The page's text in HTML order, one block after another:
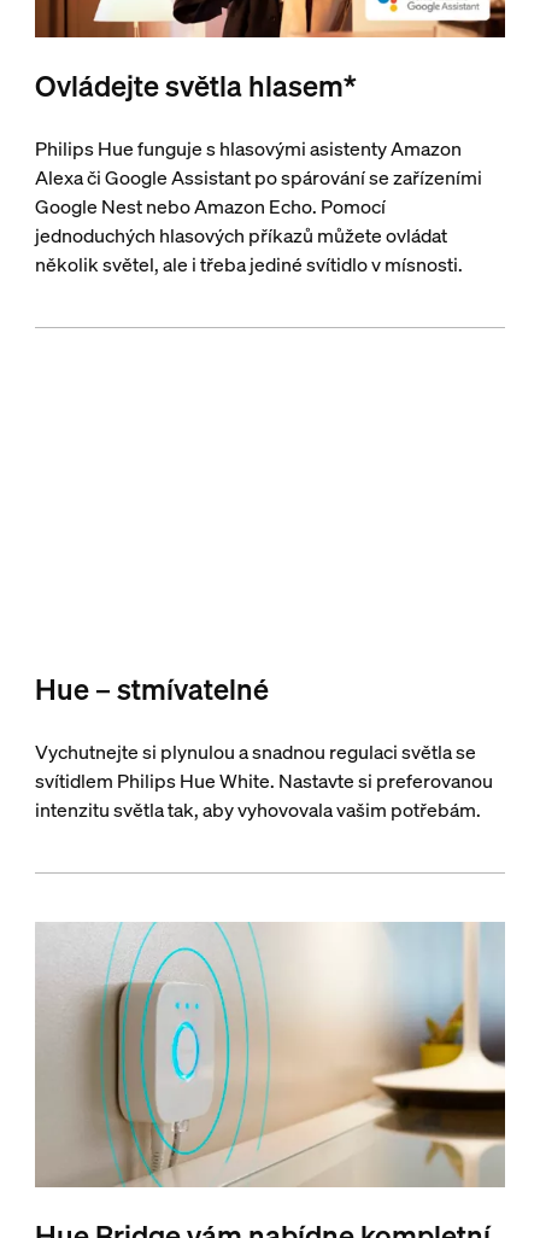
Ovládejte světla hlasem*
Philips Hue funguje s hlasovými asistenty Amazon
Alexa či Google Assistant po spárování se zařízeními
Google Nest nebo Amazon Echo. Pomocí
jednoduchých hlasových příkazů můžete ovládat
několik světel, ale i třeba jediné svítidlo v mísnosti.
Hue – stmívatelné
Vychutnejte si plynulou a snadnou regulaci světla se
svítidlem Philips Hue White. Nastavte si preferovanou
intenzitu světla tak, aby vyhovovala vašim potřebám.